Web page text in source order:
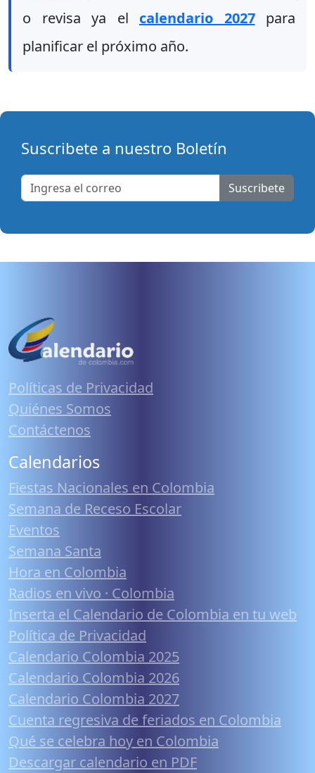
o revisa ya el calendario 2027para
planificar el próximo año.
Suscribete a nuestro Boletín
Suscribete
Políticas de Privacidad
Quiénes Somos
Contáctenos
Calendarios
Fiestas Nacionales en Colombia
Semana de Receso Escolar
Eventos
Semana Santa
Hora en Colombia
Radios en vivo · Colombia
Inserta el Calendario de Colombia en tu web
Política de Privacidad
Calendario Colombia 2025
Calendario Colombia 2026
Calendario Colombia 2027
Cuenta regresiva de feriados en Colombia
Qué se celebra hoy en Colombia
Descargar calendario en PDF